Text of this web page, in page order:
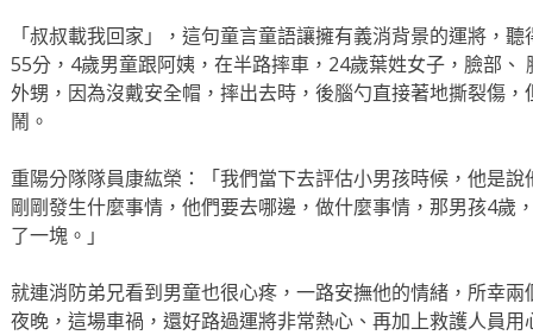
「叔叔載我回家」，這句童言童語讓擁有義消背景的運將，
55分，4歲男童跟阿姨，在半路摔車，24歲葉姓女子，臉部、
外甥，因為沒戴安全帽，摔出去時，後腦勺直接著地撕裂傷
鬧。
重陽分隊隊員康紘榮：「我們當下去評估小男孩時候，他是
剛剛發生什麼事情，他們要去哪邊，做什麼事情，那男孩4歲
了一塊。」
就連消防弟兄看到男童也很心疼，一路安撫他的情緒，所幸
夜晚，這場車禍，還好路過運將非常熱心、再加上救護人員